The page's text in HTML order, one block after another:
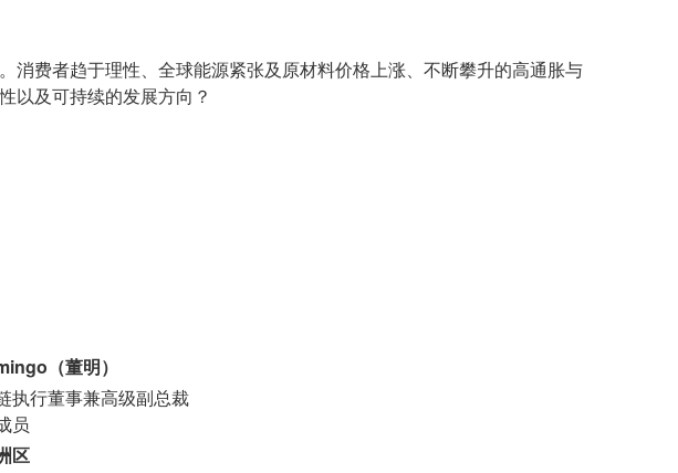
费者趋于理性、全球能源紧张及原材料价格上涨、不断攀升的高通胀与
以及可持续的发展方向？
（董明）
执行董事兼高级副总裁
员
区